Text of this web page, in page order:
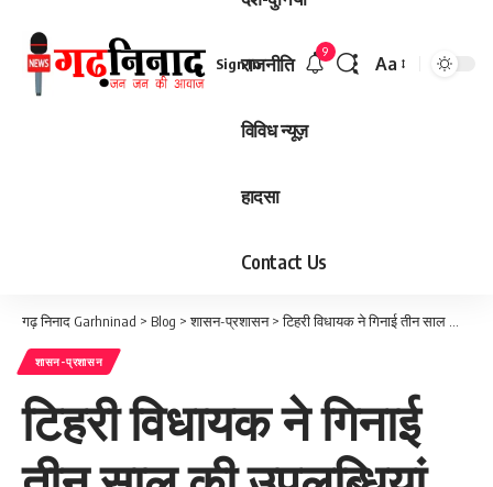
राजनीति
विविध न्यूज़
हादसा
Contact Us
Sign In
9
Aa
गढ़ निनाद Garhninad > Blog >शासन-प्रशासन>टिहरी विधायक ने गिनाई तीन साल की उपलब्धियां
शासन-प्रशासन
टिहरी विधायक ने गिनाई